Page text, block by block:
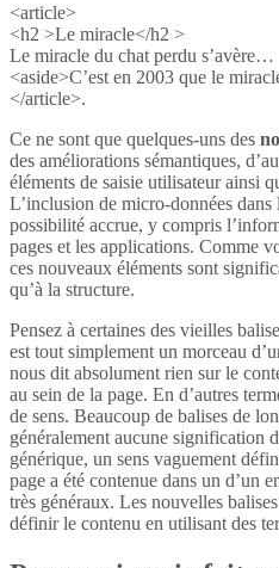
<article>
<h2 >Le miracle</h2 >
Le miracle du chat perdu s’avère…
<aside>C’est en 2003 que le
</article>.
Ce ne sont que quelques-uns des
des améliorations sémantiques,
éléments de saisie utilisateur ainsi
L’inclusion de micro-données
possibilité accrue, y compris
pages et les applications. Comme
ces nouveaux éléments sont
qu’à la structure.
Pensez à certaines des vieilles
est tout simplement un morceau
nous dit absolument rien sur le
au sein de la page. En d’autres
de sens. Beaucoup de balises de
généralement aucune signification
générique, un sens vaguement
page a été contenue dans un d’un
très généraux. Les nouvelles
définir le contenu en utilisant des